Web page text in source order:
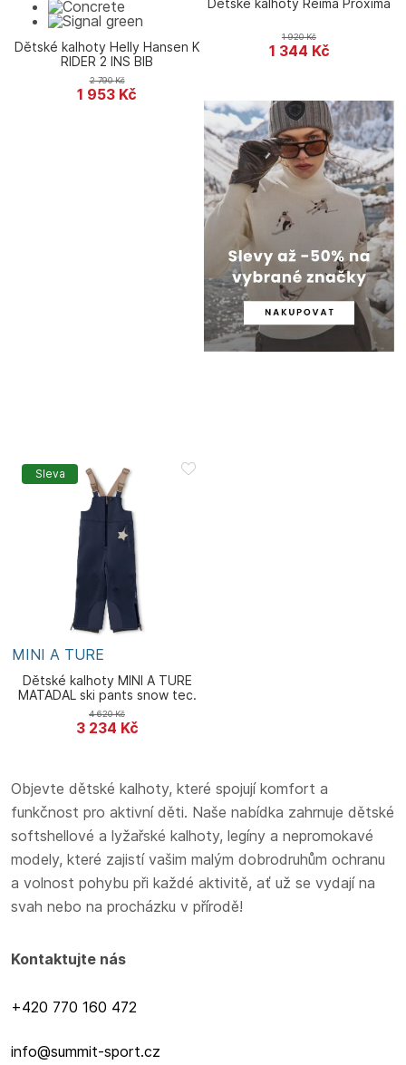
Dětské kalhoty Helly Hansen K
RIDER 2 INS BIB
1 953 Kč
2 790Kč
Dětské kalhoty Reima Proxima
1 344 Kč
1 920Kč
Sleva
MINI A TURE
Dětské kalhoty MINI A TURE
MATADAL ski pants snow tec.
GRS
3 234 Kč
4 620Kč
Objevte dětské kalhoty, které spojují komfort a
funkčnost pro aktivní děti. Naše nabídka zahrnuje dětské
softshellové a lyžařské kalhoty, legíny a nepromokavé
modely, které zajistí vašim malým dobrodruhům ochranu
a volnost pohybu při každé aktivitě, ať už se vydají na
svah nebo na procházku v přírodě!
Kontaktujte nás
+420 770 160 472
info@summit-sport.cz